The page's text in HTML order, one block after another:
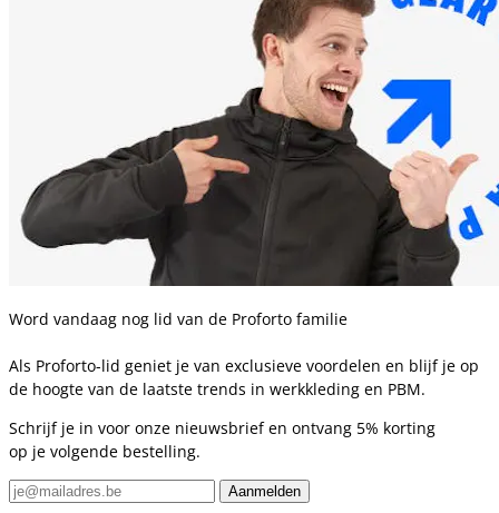
Word vandaag nog lid van de Proforto familie
Als Proforto-lid geniet je van exclusieve voordelen en blijf je op
de hoogte van de laatste trends in werkkleding en PBM.
Schrijf je in voor onze nieuwsbrief en ontvang 5% korting
op je volgende bestelling.